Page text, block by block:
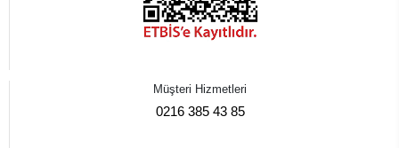
Müşteri Hizmetleri
0216 385 43 85